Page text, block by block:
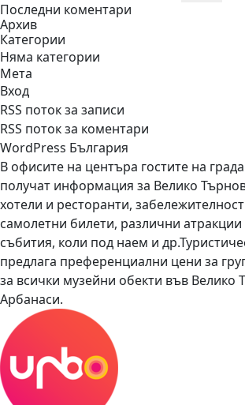
Последни коментари
Архив
Категории
Няма категории
Мета
Вход
RSS поток за записи
RSS поток за коментари
WordPress България
В офисите на центъра гостите на
получат информация за Велико
хотели и ресторанти,
самолетни билети, различни атракции
събития, коли под наем и
предлага преференциални цени за
за всички музейни обекти във Велико
Арбанаси.